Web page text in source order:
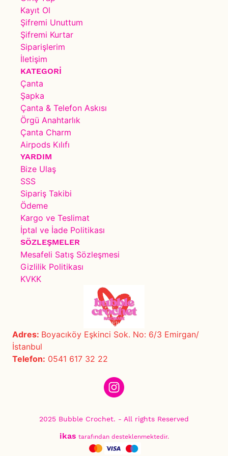
Kayıt Ol
Şifremi Unuttum
Şifremi Kurtar
Siparişlerim
İletişim
KATEGORİ
Çanta
Şapka
Çanta & Telefon Askısı
Örgü Anahtarlık
Çanta Charm
Airpods Kılıfı
YARDIM
Bize Ulaş
SSS
Sipariş Takibi
Ödeme
Kargo ve Teslimat
İptal ve İade Politikası
SÖZLEŞMELER
Mesafeli Satış Sözleşmesi
Gizlilik Politikası
KVKK
Adres: Boyacıköy Eşkinci Sok. No: 6/3 Emirgan/
İstanbul
Telefon: 0541 617 32 22
2025 Bubble Crochet. - All rights Reserved
ikas tarafından desteklenmektedir.